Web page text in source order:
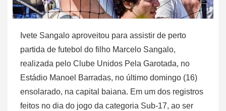
Ivete Sangalo aproveitou para assistir de perto
partida de futebol do filho Marcelo Sangalo,
realizada pelo Clube Unidos Pela Garotada, no
Estádio Manoel Barradas, no último domingo (16)
ensolarado, na capital baiana. Em um dos registros
feitos no dia do jogo da categoria Sub-17, ao ser